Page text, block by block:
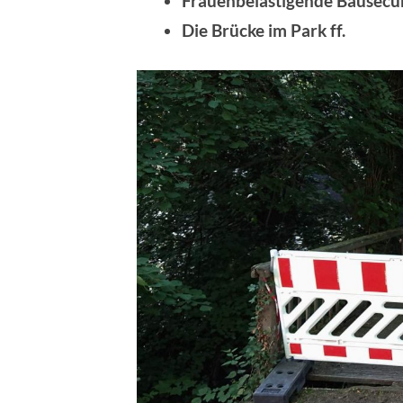
Die Brücke im Park ff.